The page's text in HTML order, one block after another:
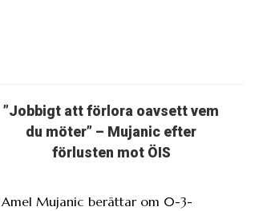
”Jobbigt att förlora oavsett vem
du möter” – Mujanic efter
förlusten mot ÖIS
Amel Mujanic berättar om 0-3-